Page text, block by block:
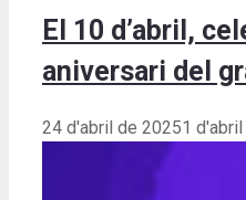
El 10 d’abril,
aniversari del
24 d'abril de 20251